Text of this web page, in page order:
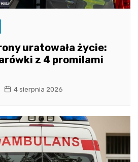
uratowała życie:
z 4 promilami
4 sierpnia 2026